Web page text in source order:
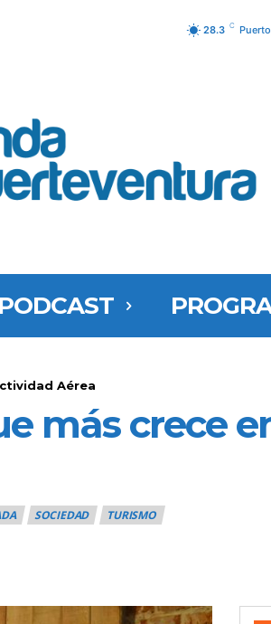
28.3 C
PODCAST
Aérea
más crece
SOCIEDAD TURISMO